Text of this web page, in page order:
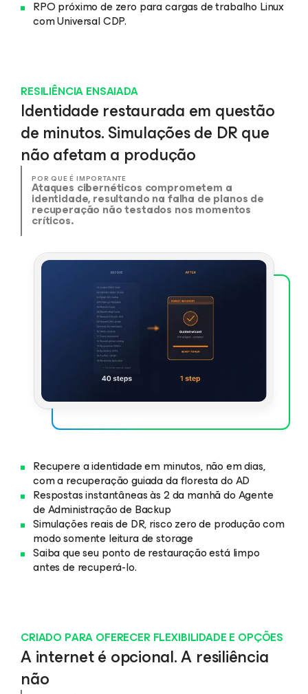
RPO próximo de zero para cargas de trabalho Linux
com Universal CDP.
RESILIÊNCIA ENSAIADA
Identidade restaurada em questão
de minutos. Simulações de DR que
não afetam a produção
POR QUE É IMPORTANTE
Ataques cibernéticos comprometem a
identidade, resultando na falha de planos de
recuperação não testados nos momentos
críticos.
Recupere a identidade em minutos, não em dias,
com a recuperação guiada da floresta do AD
Respostas instantâneas às 2 da manhã do Agente
de Administração de Backup
Simulações reais de DR, risco zero de produção com
modo somente leitura de storage
Saiba que seu ponto de restauração está limpo
antes de recuperá-lo.
CRIADO PARA OFERECER FLEXIBILIDADE E OPÇÕES
A internet é opcional. A resiliência
não